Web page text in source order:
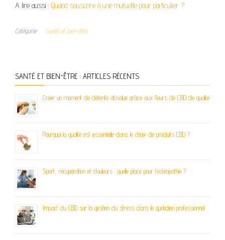
A lire aussi : Quand souscrire à une mutuelle pour particulier ?
Catégorie Santé et bien-être
SANTÉ ET BIEN-ÊTRE : ARTICLES RÉCENTS
Créer un moment de détente absolue grâce aux fleurs de CBD de qualité
Pourquoi la qualité est essentielle dans le choix de produits CBD ?
Sport, récupération et douleurs : quelle place pour l’ostéopathie ?
Impact du CBD sur la gestion du stress dans le quotidien professionnel